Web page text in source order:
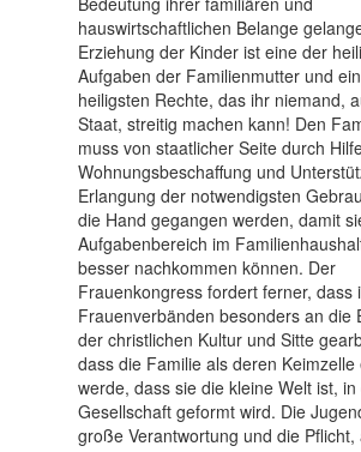
hauswirtschaftlichen Belange
Erziehung der Kinder ist eine der
Aufgaben der Familienmutter und
heiligsten Rechte, das ihr niemand,
Staat, streitig machen kann! Den
muss von staatlicher Seite durch
Wohnungsbeschaffung und
Erlangung der notwendigsten
die Hand gegangen werden, damit
Aufgabenbereich im
besser nachkommen können. Der
Frauenkongress fordert ferner, dass
Frauenverbänden besonders an die
der christlichen Kultur und Sitte
dass die Familie als deren Keimzelle
werde, dass sie die kleine Welt ist,
Gesellschaft geformt wird. Die
große Verantwortung und die Pflicht,